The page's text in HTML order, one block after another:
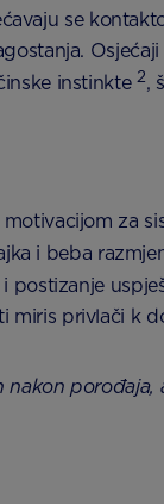
se
instinkte 2,
za
i beba
miris privlači k